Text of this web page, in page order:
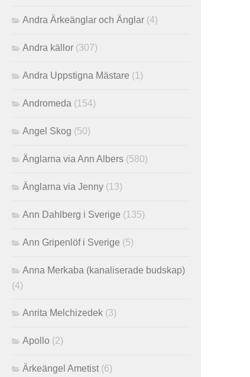
Andra Ärkeänglar och Änglar (4)
Andra källor (307)
Andra Uppstigna Mästare (1)
Andromeda (154)
Angel Skog (50)
Änglarna via Ann Albers (580)
Änglarna via Jenny (13)
Ann Dahlberg i Sverige (135)
Ann Gripenlöf i Sverige (5)
Anna Merkaba (kanaliserade budskap)
(4)
Anrita Melchizedek (3)
Apollo (2)
Ärkeängel Ametist (6)